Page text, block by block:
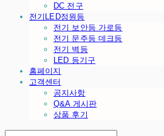
DC 전구
전기LED정원등
전기 보안등 가로등
전기 문주등 데크등
전기 벽등
LED 등기구
홈페이지
고객센터
공지사항
Q&A 게시판
상품 후기